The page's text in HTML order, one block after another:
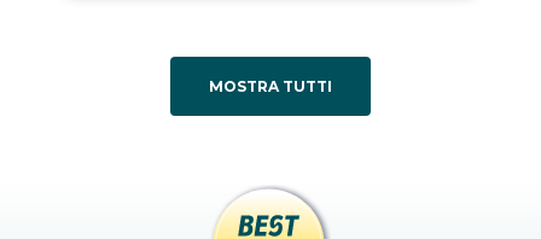
MOSTRA TUTTI